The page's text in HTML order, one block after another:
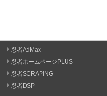
忍者AdMax
忍者ホームページPLUS
忍者SCRAPING
忍者DSP